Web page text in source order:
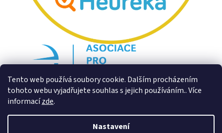
Tento web používá soubory cookie. Dalším procházením
tohoto webu vyjadřujete souhlas s jejich používáním.. Více
informacízde.
Nastavení